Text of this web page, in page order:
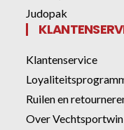
Judopak
Klantenservice
Ruilen en
Over